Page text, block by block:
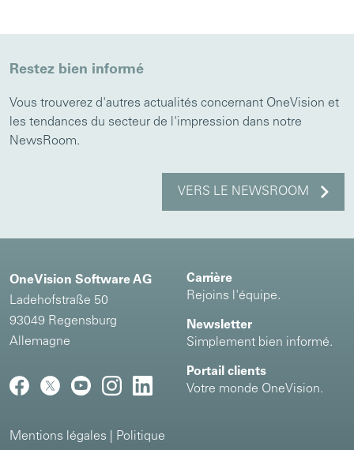
Restez bien informé
Vous trouverez d'autres actualités concernant OneVision et
les tendances du secteur de l'impression dans notre
NewsRoom.
VERS LE NEWSROOM
OneVision Software AG
Ladehofstraße 50
93049 Regensburg
Allemagne
Mentions légales Politique
Carrière
Rejoins l'équipe.
Newsletter
Simplement bien informé.
Portail clients
Votre monde OneVision.